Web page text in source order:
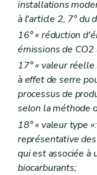
installations
à l'article 2, 7° du
16° « réduction
émissions de
17° « valeur
à effet de serre
processus de
selon la méthode
18° « valeur type
représentative
qui est associée à
biocarburants;